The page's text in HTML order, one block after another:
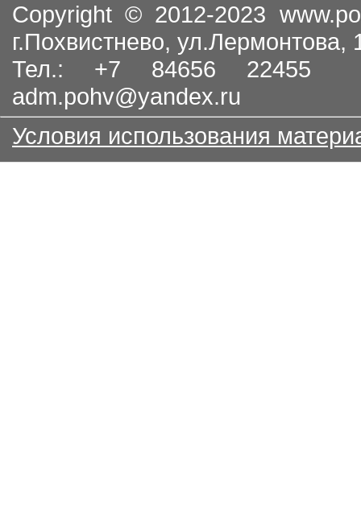
Copyright © 2012-2023
г.Похвистнево, ул.Лермонтова,
Тел.: +7 84656
adm.pohv@yandex.ru
Условия использования